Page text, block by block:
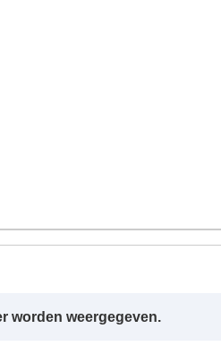
worden weergegeven.